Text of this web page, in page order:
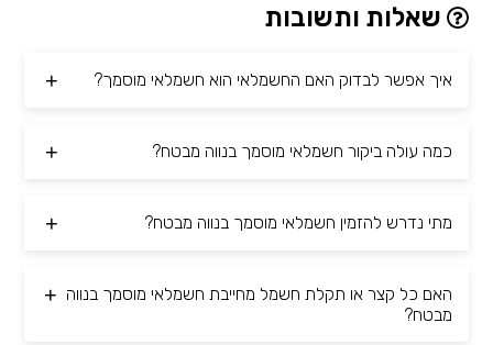
שאלות ותשובות
איך אפשר לבדוק האם החשמלאי הוא חשמלאי מוסמך?
כמה עולה ביקור חשמלאי מוסמך בנווה מבטח?
מתי נדרש להזמין חשמלאי מוסמך בנווה מבטח?
האם כל קצר או תקלת חשמל מחייבת חשמלאי מוסמך בנווה
מבטח?